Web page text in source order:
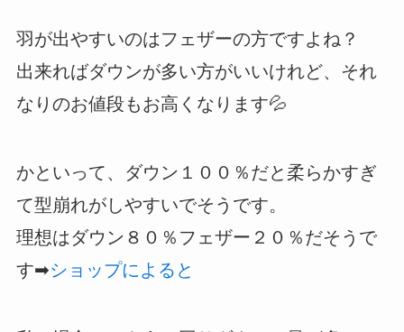
羽が出やすいのはフェザーの方ですよね？
出来ればダウンが多い方がいいけれど、それ
なりのお値段もお高くなります💦
かといって、ダウン１００％だと柔らかすぎ
て型崩れがしやすいでそうです。
理想はダウン８０％フェザー２０％だそうで
す➡ショップによると